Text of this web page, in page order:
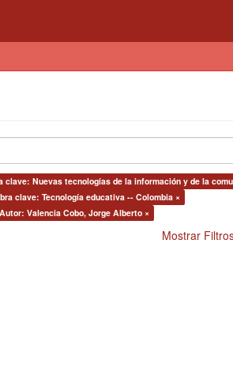
clave: Nuevas tecnologías de la información y de la
clave: Tecnología educativa -- Colombia ×
Autor: Valencia Cobo, Jorge Alberto ×
Mostrar